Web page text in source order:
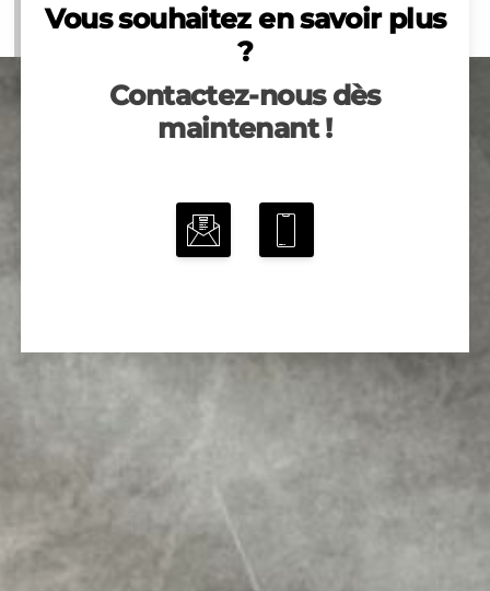
Vous souhaitez en savoir plus
?
Contactez-nous dès
maintenant !